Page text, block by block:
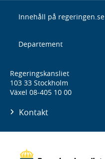
Innehåll på regeringen.se
Departement
Regeringskansliet
103 33 Stockholm
Växel 08-405 10 00
Kontakt